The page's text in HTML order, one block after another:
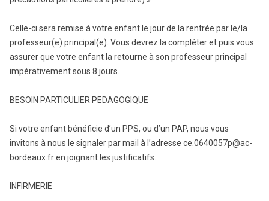
Celle-ci sera remise à votre enfant le jour de la rentrée par le/la
professeur(e) principal(e). Vous devrez la compléter et puis vous
assurer que votre enfant la retourne à son professeur principal
impérativement sous 8 jours.
BESOIN PARTICULIER PEDAGOGIQUE
Si votre enfant bénéficie d’un PPS, ou d’un PAP, nous vous
invitons à nous le signaler par mail à l’adresse ce.0640057p@ac-
bordeaux.fr en joignant les justificatifs.
INFIRMERIE